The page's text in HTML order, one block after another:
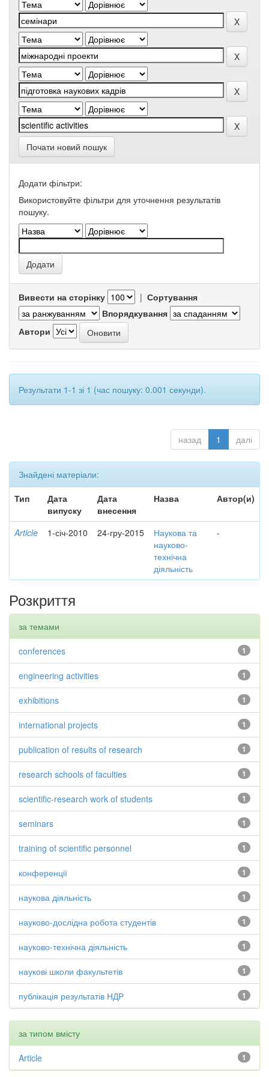
Почати новий пошук
Додати фільтри:
Використовуйте фільтри для уточнення результатів
пошуку.
Вивести на сторінку | Сортування
Впорядкування
Автори
Результати 1-1 зі 1 (час пошуку: 0.001 секунди).
назад 1 далі
Знайдені матеріали:
Тип
Дата
випуску
Дата
внесення
Назва Автор(и)
Article 1-січ-2010 24-гру-2015
Наукова та
науково-
технічна
діяльність
-
Розкриття
за темами
1
conferences
1
engineering activities
1
exhibitions
1
international projects
1
publication of results of research
1
research schools of faculties
1
scientific-research work of students
1
seminars
1
training of scientific personnel
1
конференції
1
наукова діяльність
1
науково-дослідна робота студентів
1
науково-технічна діяльність
1
наукові школи факультетів
1
публікація результатів НДР
за типом вмісту
1
Article